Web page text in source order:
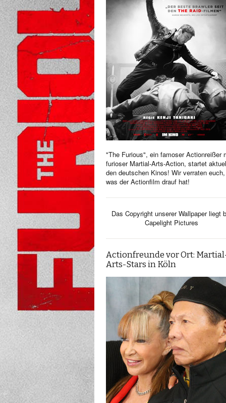
"The Furious", ein famoser Actionreißer
furioser Martial-Arts-Action, startet
den deutschen Kinos! Wir verraten euch,
was der Actionfilm drauf hat!
Das Copyright unserer Wallpaper liegt
Capelight Pictures
Actionfreunde vor Ort:
Arts-Stars in Köln